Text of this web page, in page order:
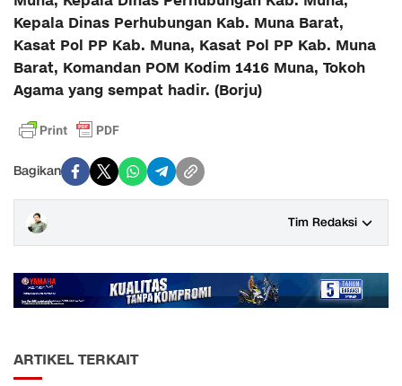
Kepala Dinas Perhubungan Kab. Muna Barat,
Kasat Pol PP Kab. Muna, Kasat Pol PP Kab. Muna
Barat, Komandan POM Kodim 1416 Muna, Tokoh
Agama yang sempat hadir. (Borju)
Bagikan
Tim Redaksi
ARTIKEL TERKAIT